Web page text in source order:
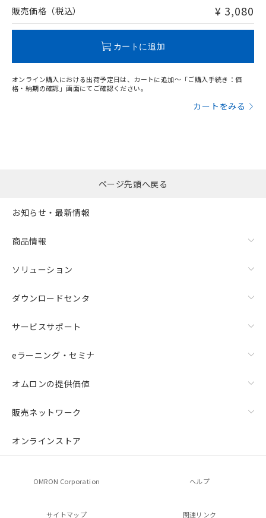
問い合わせください。
販売価格（税込） ¥ 3,080
カートに追加
オンライン購入における出荷予定日は、カートに追加～「ご購入手続き：価
格・納期の確認」画面にてご確認ください。
カートをみる
ページ先頭へ戻る
お知らせ・最新情報
商品情報
ソリューション
ダウンロードセンタ
サービスサポート
eラーニング・セミナ
オムロンの提供価値
販売ネットワーク
オンラインストア
OMRON Corporation ヘルプ
サイトマップ 関連リンク